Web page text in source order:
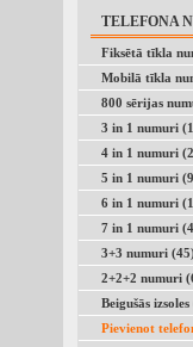
TELEFONA
Fiksētā tīkla
Mobilā tīkla
800 sērijas
3 in 1 numuri
4 in 1 numuri
5 in 1 numuri
6 in 1 numuri
7 in 1 numuri
3+3 numuri
2+2+2 numuri
Beigušās
Pievienot